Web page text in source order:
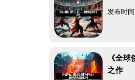
发布时
《全
之作